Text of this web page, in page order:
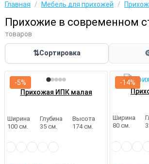
Главная / Мебель для прихожей /
Прихожие в современном
товаров
⇅Сортировка
Прихожая ИПК малая
Ширина
100 см.
Глубина
35 см.
Высота
174 см.
-5%
Ширина
80 см.
-14%